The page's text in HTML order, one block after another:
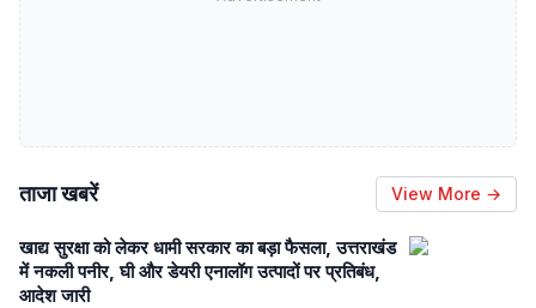
ताजा खबरें View More →
खाद्य सुरक्षा को लेकर धामी सरकार का बड़ा फैसला, उत्तराखंड
में नकली पनीर, घी और डेयरी एनालॉग उत्पादों पर प्रतिबंध,
आदेश जारी